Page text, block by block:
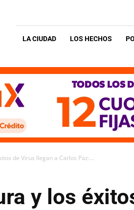
LA CIUDAD LOS HECHOS
de Virus llegan a Carlos Paz:...
y los